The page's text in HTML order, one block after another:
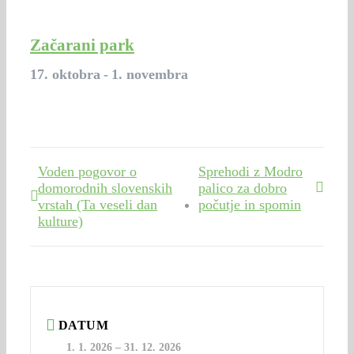
Začarani park
17. oktobra - 1. novembra
Voden pogovor o
domorodnih slovenskih
vrstah (Ta veseli dan
kulture)
Sprehodi z Modro
palico za dobro
počutje in spomin
DATUM
1. 1. 2026– 31. 12. 2026